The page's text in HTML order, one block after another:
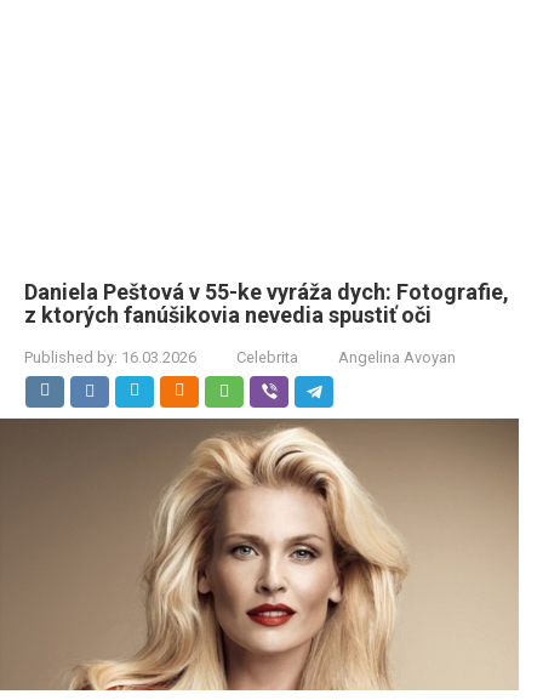
Daniela Peštová v 55-ke vyráža dych: Fotografie,
z ktorých fanúšikovia nevedia spustiť oči
Published by: 16.03.2026 Celebrita Angelina Avoyan